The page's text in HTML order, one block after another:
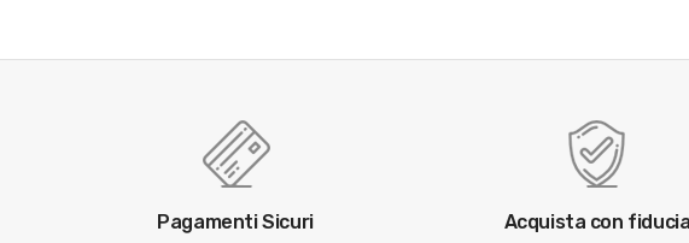
Pagamenti Sicuri Acquista con fiducia